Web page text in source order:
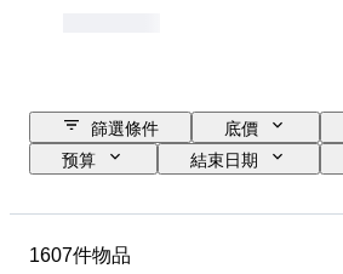
篩選條件 底價
预算
結束日期
性別
1607件物品